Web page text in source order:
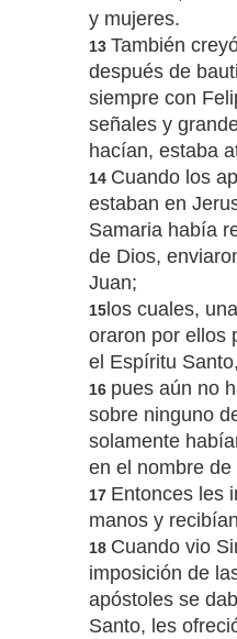
y mujeres.
13 También
después de
siempre con
señales y
hacían, estaba
14 Cuando los
estaban en
Samaria había
de Dios,
Juan;
15los cuales,
oraron por ellos
el Espíritu Santo,
16 pues aún no
sobre ninguno
solamente
en el nombre de
17 Entonces les
manos y
18 Cuando vio
imposición de
apóstoles se
Santo, les